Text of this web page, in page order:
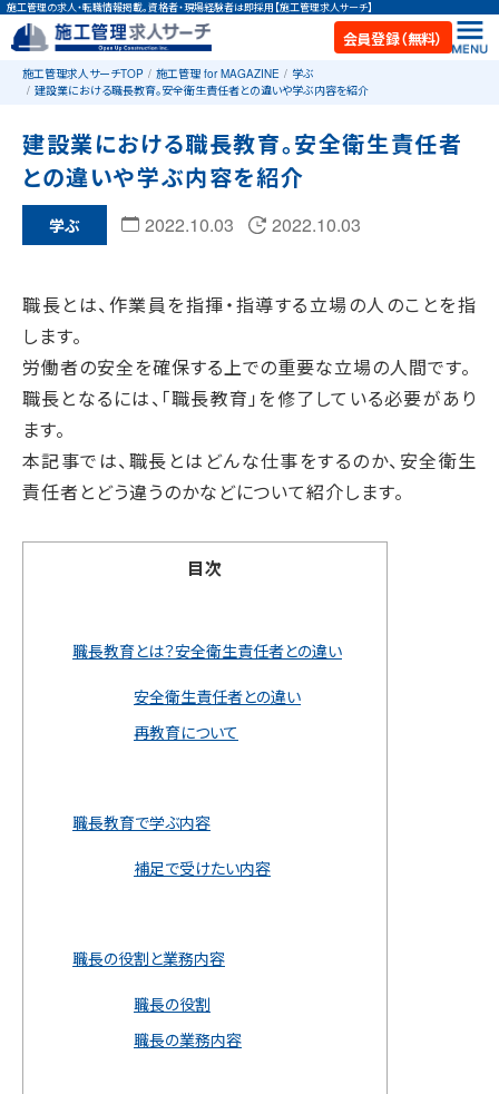
施工管理の求人・転職情報掲載。資格者・現場経験者は即採用【施工管理求人サーチ】
会員登録（無料）
施工管理求人サーチTOP 施工管理 for MAGAZINE
学ぶ
建設業における職長教育。安全衛生責任者との違いや学ぶ内容を紹介
建設業における職長教育。安全衛生責任者
との違いや学ぶ内容を紹介
学ぶ 2022.10.03 2022.10.03
職長とは、作業員を指揮・指導する立場の人のことを指
します。
労働者の安全を確保する上での重要な立場の人間です。
職長となるには、「職長教育」を修了している必要があり
ます。
本記事では、職長とはどんな仕事をするのか、安全衛生
責任者とどう違うのかなどについて紹介します。
目次
職長教育とは？安全衛生責任者との違い
安全衛生責任者との違い
再教育について
職長教育で学ぶ内容
補足で受けたい内容
職長の役割と業務内容
職長の役割
職長の業務内容